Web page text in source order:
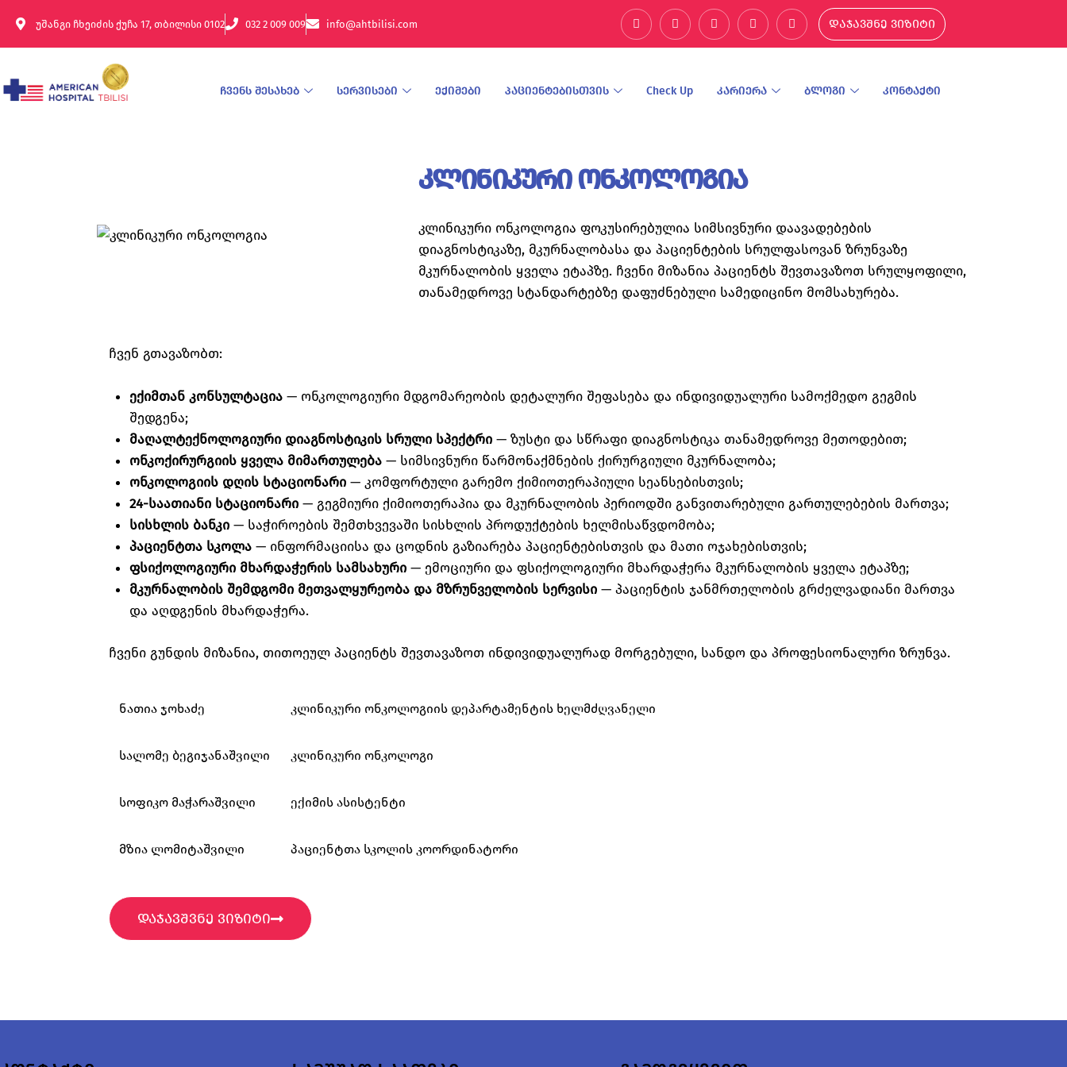
უშანგი ჩხეიძის ქუჩა 17, თბილისი 0102 032 2 009 009 info@ahtbilisi.com დაჯავშნე ვიზიტი
ჩვენს შესახებ სერვისები ექიმები პაციენტებისთვის Check Up კარიერა ბლოგი კონტაქტი
კლინიკური ონკოლოგია
კლინიკური ონკოლოგია ფოკუსირებულია სიმსივნური დაავადებების
დიაგნოსტიკაზე, მკურნალობასა და პაციენტების სრულფასოვან ზრუნვაზე
მკურნალობის ყველა ეტაპზე. ჩვენი მიზანია პაციენტს შევთავაზოთ სრულყოფილი,
თანამედროვე სტანდარტებზე დაფუძნებული სამედიცინო მომსახურება.
ჩვენ გთავაზობთ:
ექიმთან კონსულტაცია— ონკოლოგიური მდგომარეობის დეტალური შეფასება და ინდივიდუალური სამოქმედო გეგმის
შედგენა;
მაღალტექნოლოგიური დიაგნოსტიკის სრული სპექტრი— ზუსტი და სწრაფი დიაგნოსტიკა თანამედროვე მეთოდებით;
ონკოქირურგიის ყველა მიმართულება— სიმსივნური წარმონაქმნების ქირურგიული მკურნალობა;
ონკოლოგიის დღის სტაციონარი— კომფორტული გარემო ქიმიოთერაპიული სეანსებისთვის;
24-საათიანი სტაციონარი— გეგმიური ქიმიოთერაპია და მკურნალობის პერიოდში განვითარებული გართულებების მართვა;
სისხლის ბანკი— საჭიროების შემთხვევაში სისხლის პროდუქტების ხელმისაწვდომობა;
პაციენტთა სკოლა— ინფორმაციისა და ცოდნის გაზიარება პაციენტებისთვის და მათი ოჯახებისთვის;
ფსიქოლოგიური მხარდაჭერის სამსახური— ემოციური და ფსიქოლოგიური მხარდაჭერა მკურნალობის ყველა ეტაპზე;
მკურნალობის შემდგომი მეთვალყურეობა და მზრუნველობის სერვისი— პაციენტის ჯანმრთელობის გრძელვადიანი მართვა
და აღდგენის მხარდაჭერა.
ჩვენი გუნდის მიზანია, თითოეულ პაციენტს შევთავაზოთ ინდივიდუალურად მორგებული, სანდო და პროფესიონალური ზრუნვა.
ნათია ჯოხაძე კლინიკური ონკოლოგიის დეპარტამენტის ხელმძღვანელი
სალომე ბეგიჯანაშვილი კლინიკური ონკოლოგი
სოფიკო მაჭარაშვილი ექიმის ასისტენტი
მზია ლომიტაშვილი პაციენტთა სკოლის კოორდინატორი
დაჯავშვნე ვიზიტი